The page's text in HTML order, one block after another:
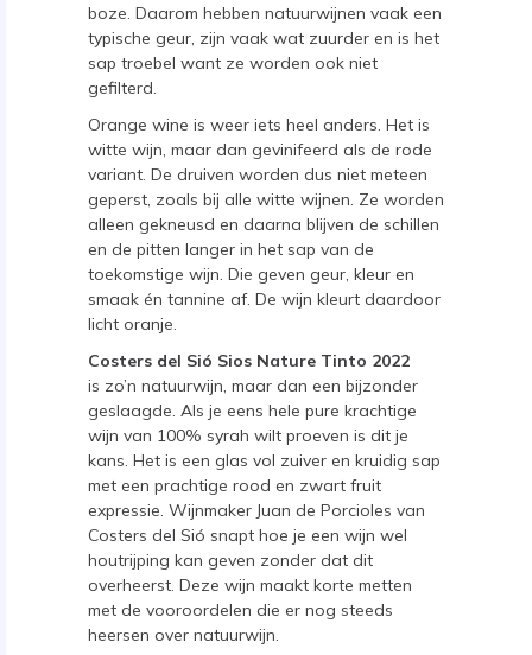
boze. Daarom hebben natuurwijnen vaak een
typische geur, zijn vaak wat zuurder en is het
sap troebel want ze worden ook niet
gefilterd.
Orange wine is weer iets heel anders. Het is
witte wijn, maar dan gevinifeerd als de rode
variant. De druiven worden dus niet meteen
geperst, zoals bij alle witte wijnen. Ze worden
alleen gekneusd en daarna blijven de schillen
en de pitten langer in het sap van de
toekomstige wijn. Die geven geur, kleur en
smaak én tannine af. De wijn kleurt daardoor
licht oranje.
Costers del Sió Sios Nature Tinto 2022
is zo’n natuurwijn, maar dan een bijzonder
geslaagde. Als je eens hele pure krachtige
wijn van 100% syrah wilt proeven is dit je
kans. Het is een glas vol zuiver en kruidig sap
met een prachtige rood en zwart fruit
expressie. Wijnmaker Juan de Porcioles van
Costers del Sió snapt hoe je een wijn wel
houtrijping kan geven zonder dat dit
overheerst. Deze wijn maakt korte metten
met de vooroordelen die er nog steeds
heersen over natuurwijn.